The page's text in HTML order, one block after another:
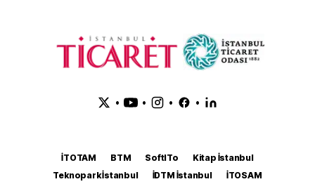
• • • •
İTOTAM BTM SoftITo
Kitap İstanbul
Teknopark İstanbul
İDTM İstanbul
İTOSAM